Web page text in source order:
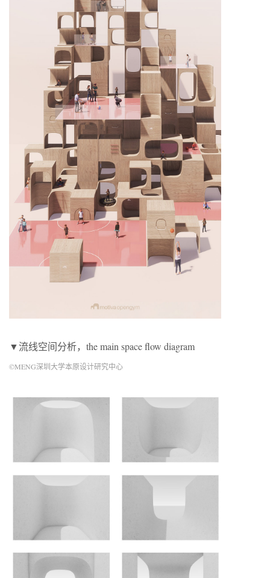
▼流线空间分析，the main space flow diagram
©MENG深圳大学本原设计研究中心